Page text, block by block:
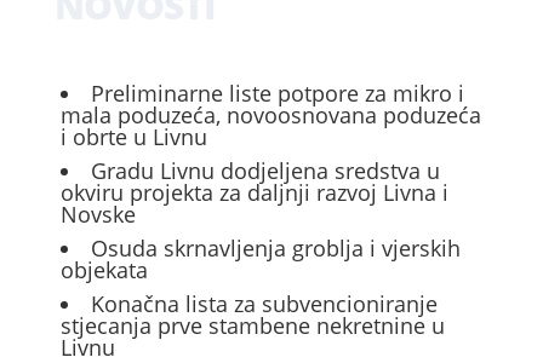
Preliminarne liste potpore za mikro i
mala poduzeća, novoosnovana poduzeća
i obrte u Livnu
Gradu Livnu dodjeljena sredstva u
okviru projekta za daljnji razvoj Livna i
Novske
Osuda skrnavljenja groblja i vjerskih
objekata
Konačna lista za subvencioniranje
stjecanja prve stambene nekretnine u
Livnu